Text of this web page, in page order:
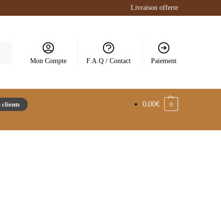
Livraison offerte
Mon Compte F.A.Q / Contact Paiement
clients 0.00€ 0